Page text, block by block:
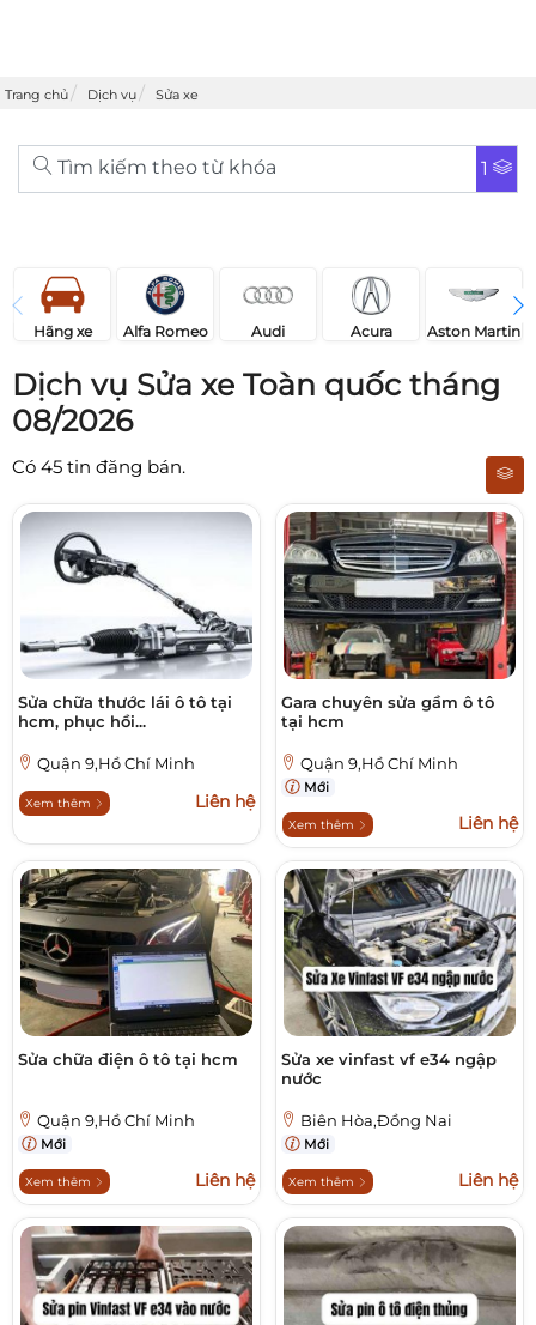
Trang chủ Dịch vụ Sửa xe
Tìm kiếm theo từ khóa 1
Hãng xe Alfa Romeo Audi Acura Aston Martin
Dịch vụ Sửa xe Toàn quốc tháng
08/2026
Có 45 tin đăng bán.
Sửa chữa thước lái ô tô tại
hcm, phục hồi...
Quận 9,Hồ Chí Minh
Xem thêm Liên hệ
Gara chuyên sửa gầm ô tô
tại hcm
Quận 9,Hồ Chí Minh
Mới
Xem thêm Liên hệ
Sửa chữa điện ô tô tại hcm
Quận 9,Hồ Chí Minh
Mới
Xem thêm Liên hệ
Sửa xe vinfast vf e34 ngập
nước
Biên Hòa,Đồng Nai
Mới
Xem thêm Liên hệ